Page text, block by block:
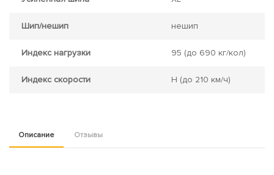
Шип/нешип нешип
Индекс нагрузки 95 (до 690 кг/кол)
Индекс скорости H (до 210 км/ч)
Описание Отзывы